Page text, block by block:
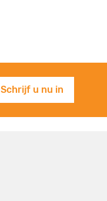
Schrijf u nu in